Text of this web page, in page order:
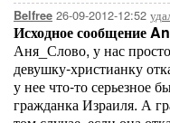
Belfree 26-09-2012-12:52
Исходное сообщение
Аня_Слово, у нас
девушку-христианку
у нее что-то серьезное
гражданка Израиля. А